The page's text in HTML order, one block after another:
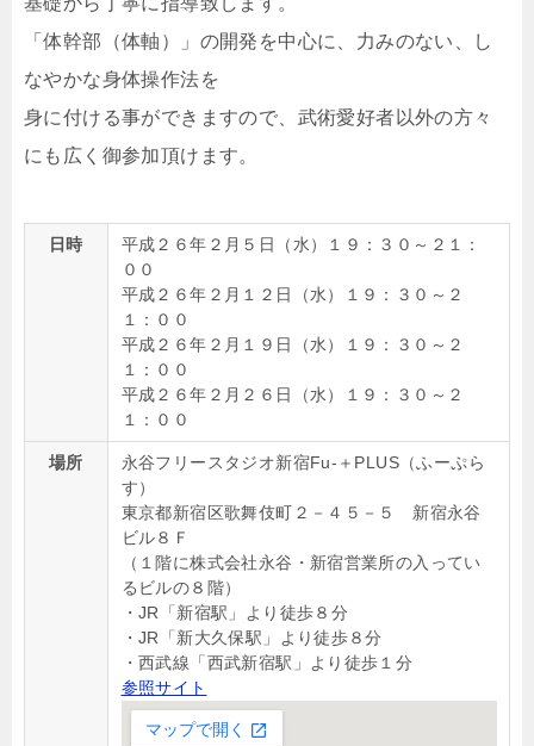
「体幹部（体軸）」の開発を中心に、力みのない、し
なやかな身体操作法を
身に付ける事ができますので、武術愛好者以外の方々
にも広く御参加頂けます。
日時
平成２６年２月５日（水）１９：３０～２１：
００
平成２６年２月１２日（水）１９：３０～２
１：００
平成２６年２月１９日（水）１９：３０～２
１：００
平成２６年２月２６日（水）１９：３０～２
１：００
場所
永谷フリースタジオ新宿Fu-＋PLUS（ふーぷら
す）
東京都新宿区歌舞伎町２－４５－５ 新宿永谷
ビル８Ｆ
（１階に株式会社永谷・新宿営業所の入ってい
るビルの８階）
・JR「新宿駅」より徒歩８分
・JR「新大久保駅」より徒歩８分
・西武線「西武新宿駅」より徒歩１分
参照サイト